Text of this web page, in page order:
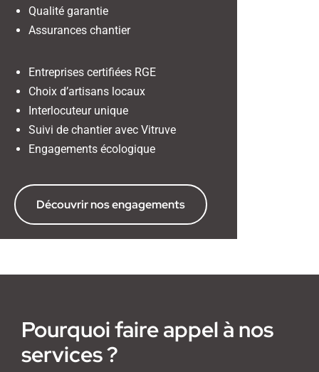
Qualité garantie
Assurances chantier
Entreprises certifiées RGE
Choix d’artisans locaux
Interlocuteur unique
Suivi de chantier avec Vitruve
Engagements écologique
Découvrir nos engagements
Pourquoi faire appel à nos
services ?